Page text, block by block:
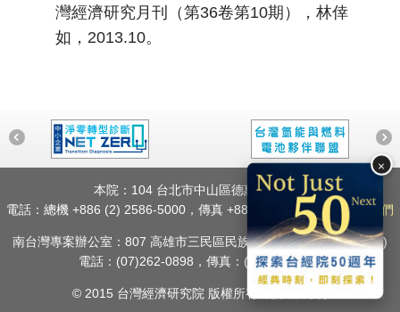
×
灣經濟研究月刊（第36卷第10期），林倖
如，2013.10。
本院：104 台北市中山區德惠街16-8號
電話：總機 +886 (2) 2586-5000，傳真 +886 (2) 2586-8855 聯絡我們
南台灣專案辦公室：807 高雄市三民區民族一路80號2樓之1 (A11室)
電話：(07)262-0898，傳真：(07)398-3703
© 2015 台灣經濟研究院 版權所有.